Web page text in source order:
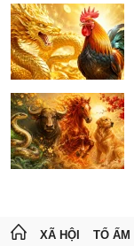
XÃ HỘI TỔ ẤM